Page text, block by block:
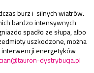
burz i silnych wiatrów.
bardzo intensywnych
spadło ze słupa, albo
uszkodzone, można
interwencji energetyków
dystrybucja.pl